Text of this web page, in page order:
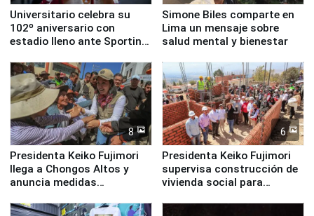
Universitario celebra su
102º aniversario con
estadio lleno ante Sporting
Simone Biles comparte en
Lima un mensaje sobre
salud mental y bienestar
8
Presidenta Keiko Fujimori
llega a Chongos Altos y
anuncia medidas
educación, salud y empleo
6
Presidenta Keiko Fujimori
supervisa construcción de
vivienda social para